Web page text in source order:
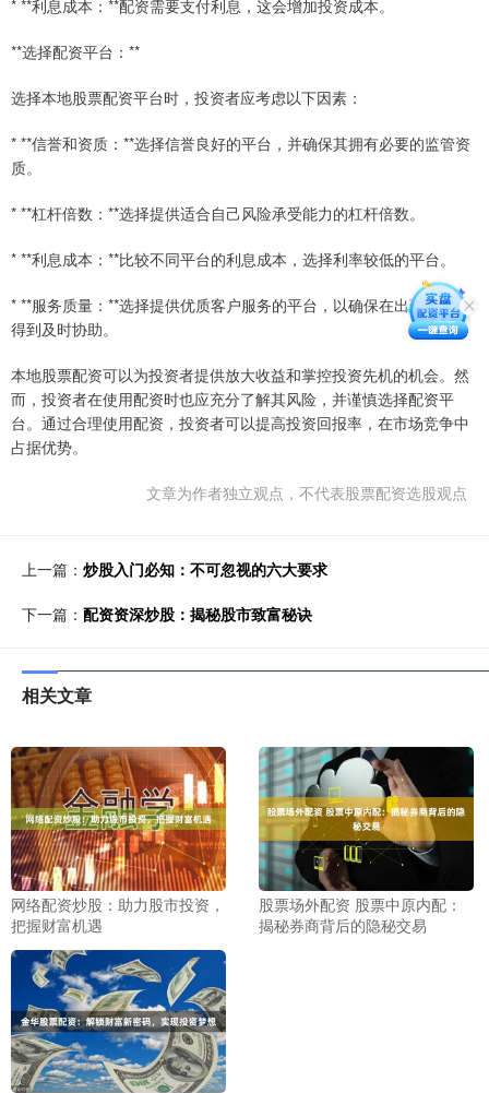
* **利息成本：**配资需要支付利息，这会增加投资成本。
**选择配资平台：**
选择本地股票配资平台时，投资者应考虑以下因素：
* **信誉和资质：**选择信誉良好的平台，并确保其拥有必要的监管资
质。
* **杠杆倍数：**选择提供适合自己风险承受能力的杠杆倍数。
* **利息成本：**比较不同平台的利息成本，选择利率较低的平台。
* **服务质量：**选择提供优质客户服务的平台，以确保在出现问题时
得到及时协助。
本地股票配资可以为投资者提供放大收益和掌控投资先机的机会。然
而，投资者在使用配资时也应充分了解其风险，并谨慎选择配资平
台。通过合理使用配资，投资者可以提高投资回报率，在市场竞争中
占据优势。
文章为作者独立观点，不代表股票配资选股观点
上一篇： 炒股入门必知：不可忽视的六大要求
下一篇： 配资资深炒股：揭秘股市致富秘诀
相关文章
网络配资炒股：助力股市投资，
把握财富机遇
股票场外配资 股票中原内配：
揭秘券商背后的隐秘交易